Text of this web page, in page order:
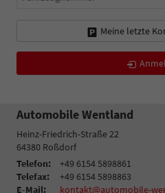
Meine letzte
Automobile Wentland
Heinz-Friedrich-Straße 22
64380 Roßdorf
Telefon:
+49 6154 5898861
Telefax:
+49 6154 5898863
E-Mail:
kontakt@automobile-